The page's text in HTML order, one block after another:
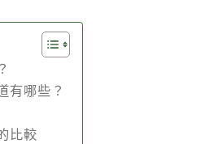
有哪些？
比較